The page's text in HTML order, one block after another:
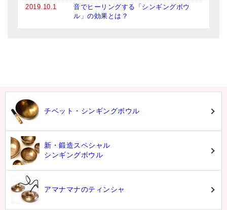
2019.10.1
音でヒーリングする「シンギングボウ
ル」の効果とは？
チベット・シンギングボウル
新・鍛造スペシャル
シンギングボウル
アマナマナのティンシャ